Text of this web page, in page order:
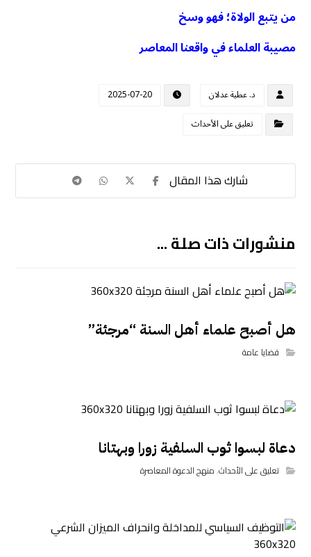
من يتبع الولاة؛ فهو وسخ
مصيبة العلماء في واقعنا المعاصر
د. عطية عدلان
2025-07-20
تعليق على الأحداث
منشورات ذات صلة ...
هل أصبح علماء أهل السنة “مرجئة”
قضايا عامة
دعاة لبسوا ثوب السلفية زورا وبهتانا
تعليق على الأحداث,منهج الدعوة المعاصرة